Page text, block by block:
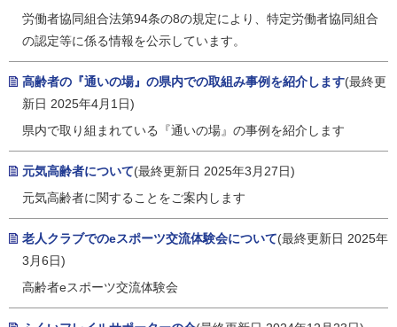
労働者協同組合法第94条の8の規定により、特定労働者協同組合
の認定等に係る情報を公示しています。
高齢者の『通いの場』の県内での取組み事例を紹介します(最終更
新日 2025年4月1日)
県内で取り組まれている『通いの場』の事例を紹介します
元気高齢者について(最終更新日 2025年3月27日)
元気高齢者に関することをご案内します
老人クラブでのeスポーツ交流体験会について(最終更新日 2025年
3月6日)
高齢者eスポーツ交流体験会